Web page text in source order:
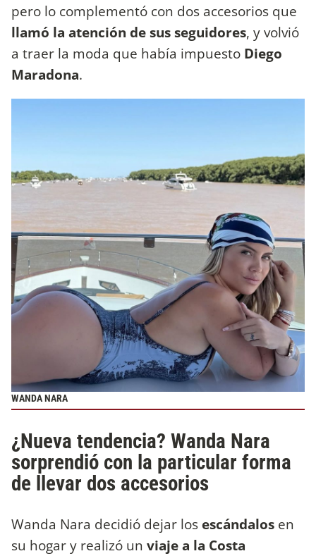
pero lo complementó con dos accesorios que
llamó la atención de sus seguidores, y volvió
a traer la moda que había impuesto Diego
Maradona.
WANDA NARA
¿Nueva tendencia? Wanda Nara
sorprendió con la particular forma
de llevar dos accesorios
Wanda Nara decidió dejar los escándalos en
su hogar y realizó un viaje a la Costa